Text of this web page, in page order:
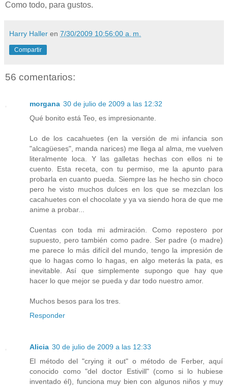
Como todo, para gustos.
Harry Haller en 7/30/2009 10:56:00 a. m.
Compartir
56 comentarios:
morgana 30 de julio de 2009 a las 12:32
Qué bonito está Teo, es impresionante.
Lo de los cacahuetes (en la versión de mi infancia son
"alcagüeses", manda narices) me llega al alma, me vuelven
literalmente loca. Y las galletas hechas con ellos ni te
cuento. Esta receta, con tu permiso, me la apunto para
probarla en cuanto pueda. Siempre las he hecho sin choco
pero he visto muchos dulces en los que se mezclan los
cacahuetes con el chocolate y ya va siendo hora de que me
anime a probar...
Cuentas con toda mi admiración. Como repostero por
supuesto, pero también como padre. Ser padre (o madre)
me parece lo más difícil del mundo, tengo la impresión de
que lo hagas como lo hagas, en algo meterás la pata, es
inevitable. Así que simplemente supongo que hay que
hacer lo que mejor se pueda y dar todo nuestro amor.
Muchos besos para los tres.
Responder
Alicia 30 de julio de 2009 a las 12:33
El método del "crying it out" o método de Ferber, aquí
conocido como "del doctor Estivill" (como si lo hubiese
inventado él), funciona muy bien con algunos niños y muy